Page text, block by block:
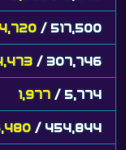
/ 517,500
/ 307,746
1,977 / 5,774
/ 454,844